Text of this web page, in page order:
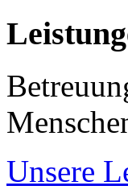
Unsere